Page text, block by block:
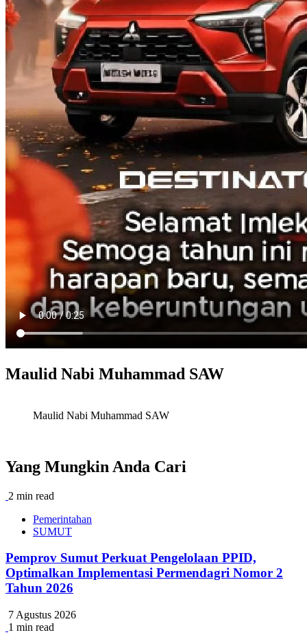
Maulid Nabi Muhammad SAW
Maulid Nabi Muhammad SAW
Yang Mungkin Anda Cari
2 min read
Pemerintahan
SUMUT
Pemprov Sumut Perkuat Pengelolaan PPID,
Optimalkan Implementasi Permendagri Nomor 2
Tahun 2026
7 Agustus 2026
1 min read